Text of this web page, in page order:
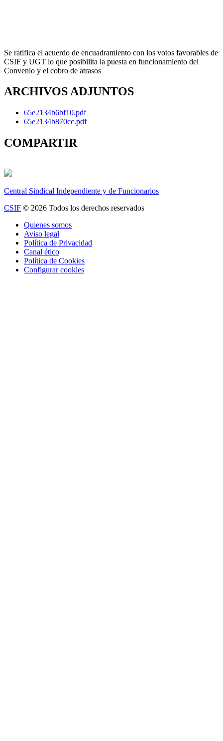
Se ratifica el acuerdo de encuadramiento con los votos favorables de
CSIF y UGT lo que posibilita la puesta en funcionamiento del
Convenio y el cobro de atrasos
ARCHIVOS ADJUNTOS
65e2134b6bf10.pdf
65e2134b870cc.pdf
COMPARTIR
Central Sindical Independiente y de Funcionarios
CSIF © 2026 Todos los derechos reservados
Quienes somos
Aviso legal
Política de Privacidad
Canal ético
Política de Cookies
Configurar cookies